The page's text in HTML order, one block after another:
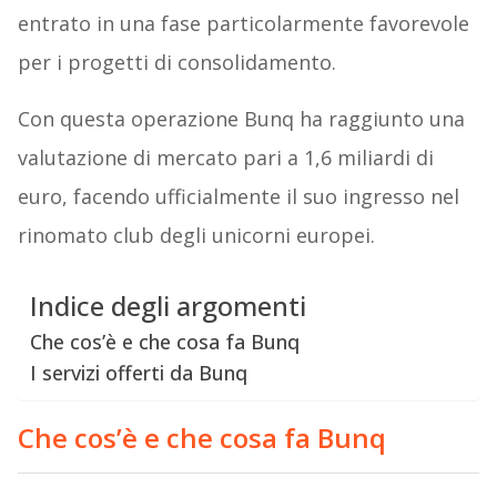
entrato in una fase particolarmente favorevole
per i progetti di consolidamento.
Con questa operazione Bunq ha raggiunto una
valutazione di mercato pari a 1,6 miliardi di
euro, facendo ufficialmente il suo ingresso nel
rinomato club degli unicorni europei.
Indice degli argomenti
Che cos’è e che cosa fa Bunq
I servizi offerti da Bunq
Che cos’è e che cosa fa Bunq